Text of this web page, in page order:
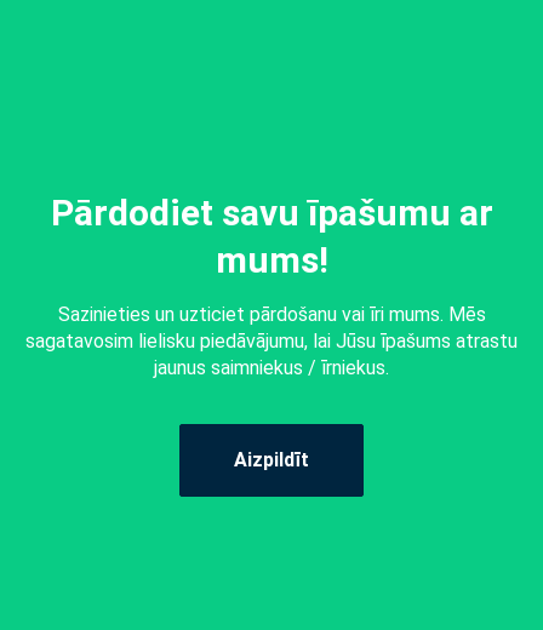
Pārdodiet savu īpašumu ar
mums!
Sazinieties un uzticiet pārdošanu vai īri mums. Mēs
sagatavosim lielisku piedāvājumu, lai Jūsu īpašums atrastu
jaunus saimniekus / īrniekus.
Aizpildīt